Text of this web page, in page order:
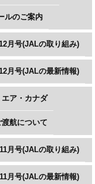
ルのご案内
月号(JALの取り組み)
月号(JALの最新情報)
エア・カナダ
航について
月号(JALの取り組み)
月号(JALの最新情報)